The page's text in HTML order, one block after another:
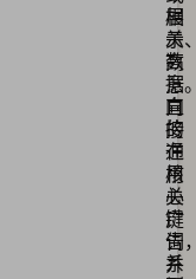
展
示
数
据
直
接
在
核
心
广
告
系
相
关
高
意
向
的
通
用
关
键
词
并